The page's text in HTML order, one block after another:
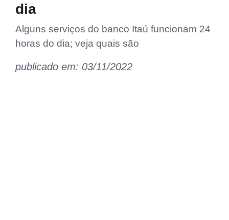
dia
Alguns serviços do banco Itaú funcionam 24
horas do dia; veja quais são
publicado em: 03/11/2022